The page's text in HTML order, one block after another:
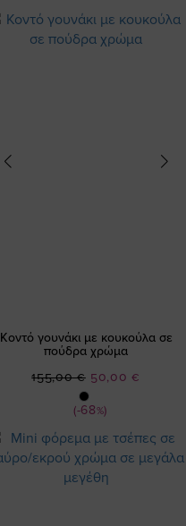
Κοντό γουνάκι με κουκούλα σε
πούδρα χρώμα
(-68%)
Ειδική
50,00 €
155,00 €